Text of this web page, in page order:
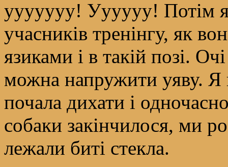
ууууууу! Уууууу! Потім я
учасників тренінгу, як
язиками і в такій позі.
можна напружити уяву. Я
почала дихати і
собаки закінчилося, ми
лежали биті стекла.